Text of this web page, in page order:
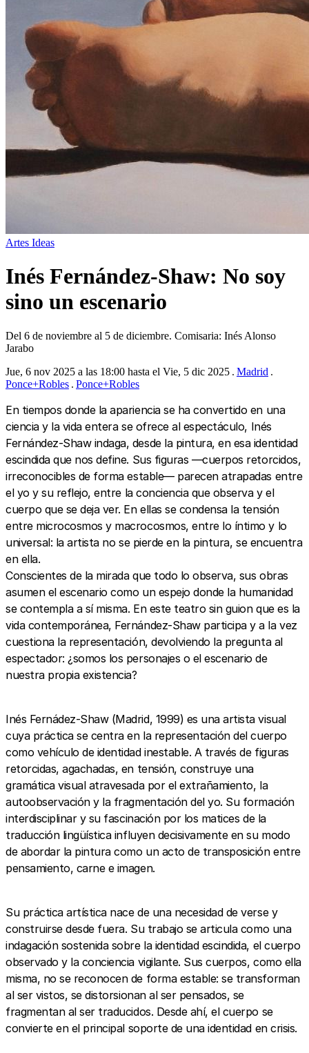
Artes Ideas
Inés Fernández-Shaw: No soy
sino un escenario
Del 6 de noviembre al 5 de diciembre. Comisaria: Inés Alonso
Jarabo
Jue, 6 nov 2025 a las 18:00 hasta el Vie, 5 dic 2025 Madrid
Ponce+Robles Ponce+Robles
En tiempos donde la apariencia se ha convertido en una
ciencia y la vida entera se ofrece al espectáculo, Inés
Fernández-Shaw indaga, desde la pintura, en esa identidad
escindida que nos define. Sus figuras —cuerpos retorcidos,
irreconocibles de forma estable— parecen atrapadas entre
el yo y su reflejo, entre la conciencia que observa y el
cuerpo que se deja ver. En ellas se condensa la tensión
entre microcosmos y macrocosmos, entre lo íntimo y lo
universal: la artista no se pierde en la pintura, se encuentra
en ella.
Conscientes de la mirada que todo lo observa, sus obras
asumen el escenario como un espejo donde la humanidad
se contempla a sí misma. En este teatro sin guion que es la
vida contemporánea, Fernández-Shaw participa y a la vez
cuestiona la representación, devolviendo la pregunta al
espectador: ¿somos los personajes o el escenario de
nuestra propia existencia?
Inés Fernádez-Shaw (Madrid, 1999) es una artista visual
cuya práctica se centra en la representación del cuerpo
como vehículo de identidad inestable. A través de figuras
retorcidas, agachadas, en tensión, construye una
gramática visual atravesada por el extrañamiento, la
autoobservación y la fragmentación del yo. Su formación
interdisciplinar y su fascinación por los matices de la
traducción lingüística influyen decisivamente en su modo
de abordar la pintura como un acto de transposición entre
pensamiento, carne e imagen.
Su práctica artística nace de una necesidad de verse y
construirse desde fuera. Su trabajo se articula como una
indagación sostenida sobre la identidad escindida, el cuerpo
observado y la conciencia vigilante. Sus cuerpos, como ella
misma, no se reconocen de forma estable: se transforman
al ser vistos, se distorsionan al ser pensados, se
fragmentan al ser traducidos. Desde ahí, el cuerpo se
convierte en el principal soporte de una identidad en crisis.